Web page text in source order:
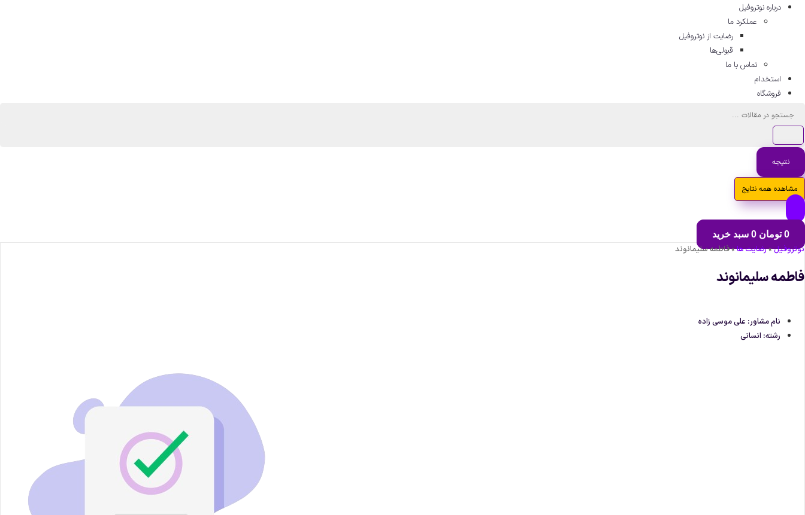
درباره نوتروفیل
عملکرد ما
رضایت از نوتروفیل
قبولی‌ها
تماس با ما
استخدام
فروشگاه
جستجو
نتیجه
مشاهده همه نتایج
0 تومان 0 سبد خرید
نوتروفیل»رضایت ها»فاطمه سلیمانوند
فاطمه سلیمانوند
نام مشاور: علی موسی زاده
رشته: انسانی